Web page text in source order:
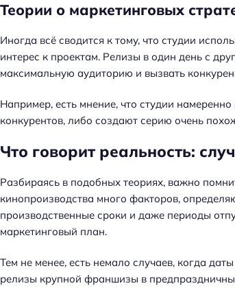
Теории о маркетинговых
Иногда всё сводится к тому, что студии
интерес к проектам. Релизы в один день с
максимальную аудиторию и вызвать
Например, есть мнение, что студии
конкурентов, либо создают серию очень
Что говорит реальность:
Разбираясь в подобных теориях, важно
кинопроизводства много факторов,
производственные сроки и даже периоды
маркетинговый план.
Тем не менее, есть немало случаев, когда
релизы крупной франшизы в